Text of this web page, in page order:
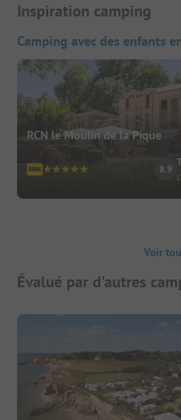
Inspiration camping
Camping avec des enfants
RCN le Moulin de la Pique
8.9
Voir
Évalué par d'autres